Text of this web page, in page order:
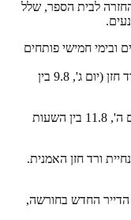
לבית הספר, שלל
ובימי חמישי פותחים
בהנחיית ורד חזן (יום ג', 9.8 בין
, בקומה השנייה (יום ה', 11.8 בין השעות
ורד חזן האמנית.
החדש בחורשה,